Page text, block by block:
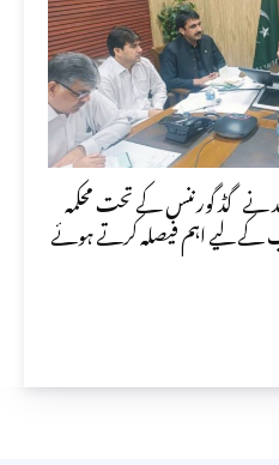
نے گڈ گورننس کے تحت محکمہ
کے لیے اہم فیصلہ کرتے ہوئے